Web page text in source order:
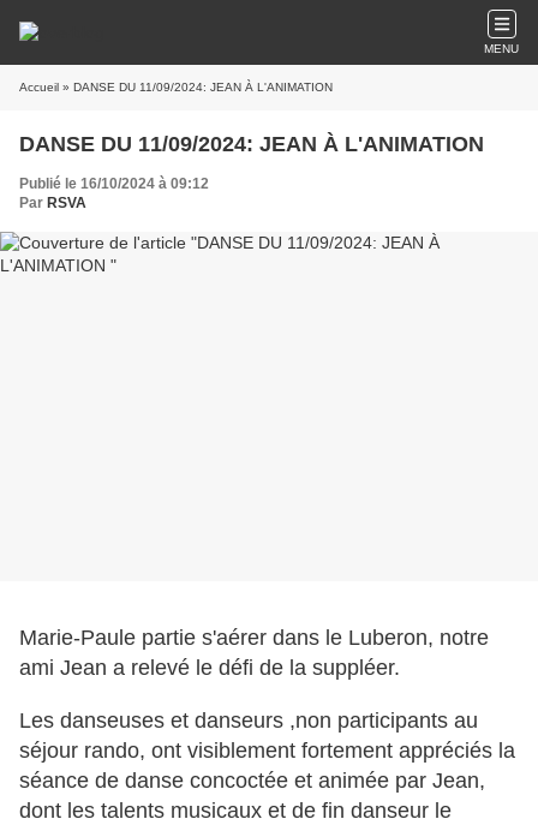
MENU
Accueil » DANSE DU 11/09/2024: JEAN À L'ANIMATION
DANSE DU 11/09/2024: JEAN À L'ANIMATION
Publié le 16/10/2024 à 09:12
Par RSVA
Marie-Paule partie s'aérer dans le Luberon, notre
ami Jean a relevé le défi de la suppléer.
Les danseuses et danseurs ,non participants au
séjour rando, ont visiblement fortement appréciés la
séance de danse concoctée et animée par Jean,
dont les talents musicaux et de fin danseur le